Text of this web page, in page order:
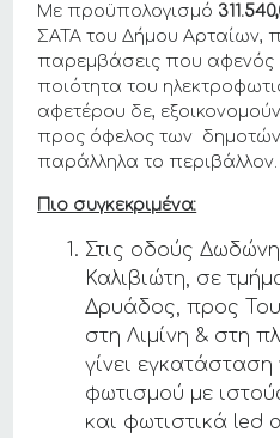
Με προϋπολογισμό
ΣΑΤΑ του Δήμου Αρταίων,
παρεμβάσεις που αφενός
ποιότητα του
αφετέρου δε,
προς όφελος των
παράλληλα το περιβάλλον.
Πιο συγκεκριμένα:
Στις οδούς
Καλιβιώτη, σε
Δρυάδος, προς
στη Λιμίνη & στη
γίνει εγκατάσταση
φωτισμού με
και φωτιστικά led